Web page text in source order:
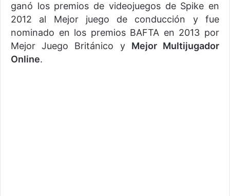
ganó los premios de videojuegos de Spike en
2012 al Mejor juego de conducción y fue
nominado en los premios BAFTA en 2013 por
Mejor Juego Británico y Mejor Multijugador
Online.